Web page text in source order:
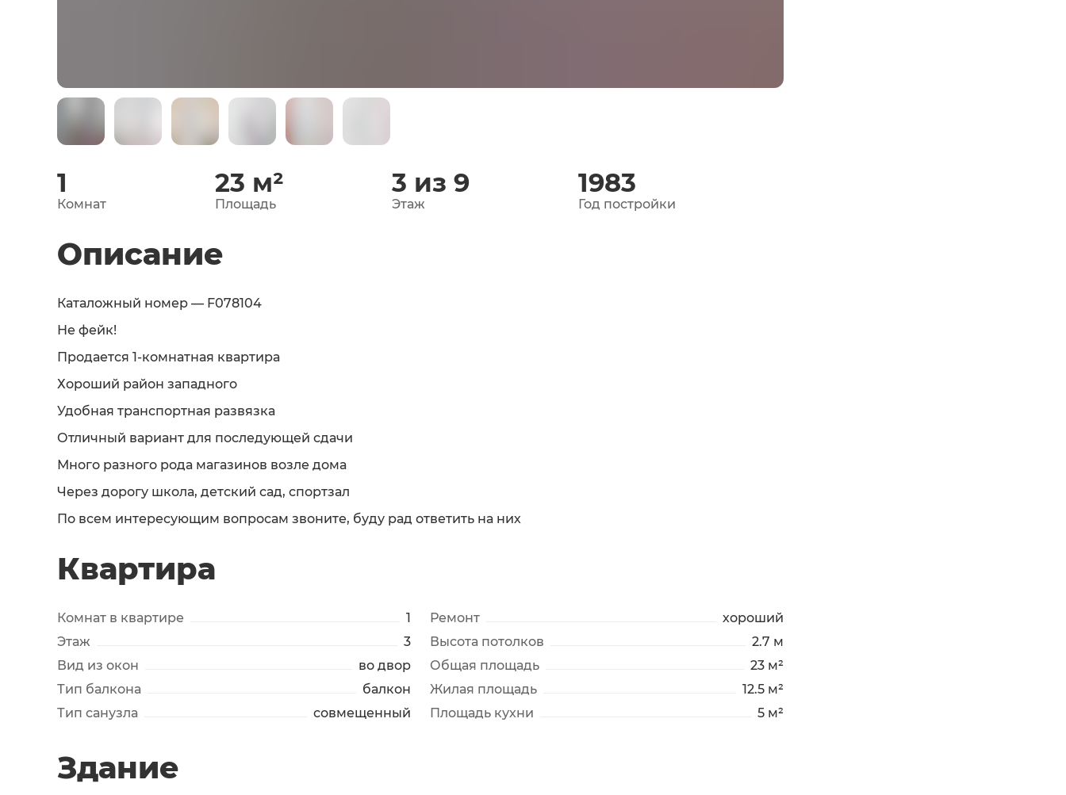
1
Комнат
23 м²
Площадь
3 из 9
Этаж
1983
Год постройки
Описание
Каталожный номер — F078104
Не фейк!
Продается 1-комнатная квартира
Хороший район западного
Удобная транспортная развязка
Отличный вариант для последующей сдачи
Много разного рода магазинов возле дома
Через дорогу школа, детский сад, спортзал
По всем интересующим вопросам звоните, буду рад ответить на них
Квартира
Комнат в квартире
1
Этаж
3
Вид из окон
во двор
Тип балкона
балкон
Тип санузла
совмещенный
Ремонт
хороший
Высота потолков
2.7 м
Общая площадь
23 м²
Жилая площадь
12.5 м²
Площадь кухни
5 м²
Здание